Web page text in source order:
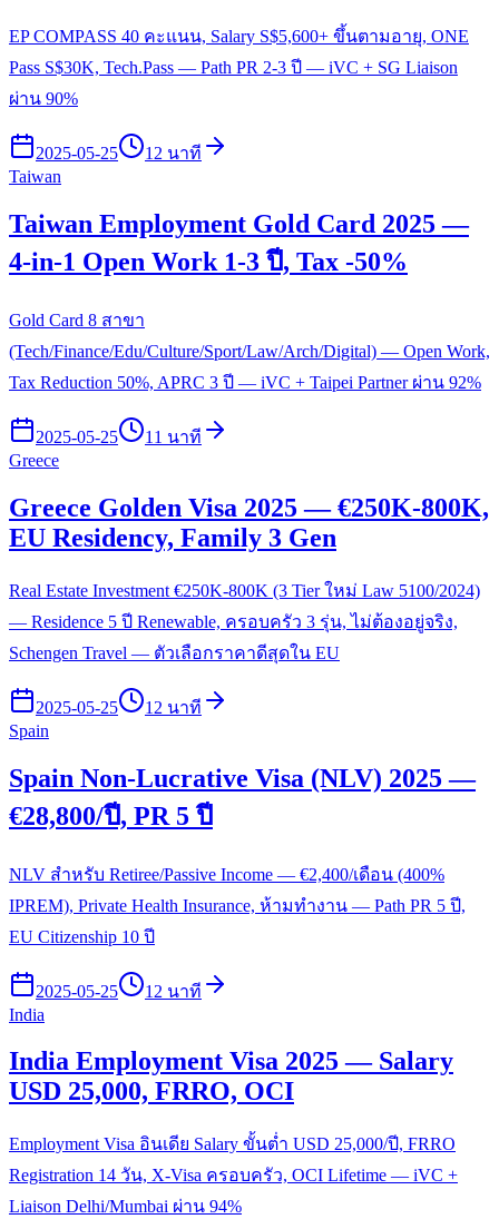
EP COMPASS 40 คะแนน, Salary S$5,600+ ขึ้นตามอายุ, ONE
Pass S$30K, Tech.Pass — Path PR 2-3 ปี — iVC + SG Liaison
ผ่าน 90%
2025-05-25
12 นาที
Taiwan
Taiwan Employment Gold Card 2025 —
4-in-1 Open Work 1-3 ปี, Tax -50%
Gold Card 8 สาขา
(Tech/Finance/Edu/Culture/Sport/Law/Arch/Digital) — Open Work,
Tax Reduction 50%, APRC 3 ปี — iVC + Taipei Partner ผ่าน 92%
2025-05-25
11 นาที
Greece
Greece Golden Visa 2025 — €250K-800K,
EU Residency, Family 3 Gen
Real Estate Investment €250K-800K (3 Tier ใหม่ Law 5100/2024)
— Residence 5 ปี Renewable, ครอบครัว 3 รุ่น, ไม่ต้องอยู่จริง,
Schengen Travel — ตัวเลือกราคาดีสุดใน EU
2025-05-25
12 นาที
Spain
Spain Non-Lucrative Visa (NLV) 2025 —
€28,800/ปี, PR 5 ปี
NLV สำหรับ Retiree/Passive Income — €2,400/เดือน (400%
IPREM), Private Health Insurance, ห้ามทำงาน — Path PR 5 ปี,
EU Citizenship 10 ปี
2025-05-25
12 นาที
India
India Employment Visa 2025 — Salary
USD 25,000, FRRO, OCI
Employment Visa อินเดีย Salary ขั้นต่ำ USD 25,000/ปี, FRRO
Registration 14 วัน, X-Visa ครอบครัว, OCI Lifetime — iVC +
Liaison Delhi/Mumbai ผ่าน 94%